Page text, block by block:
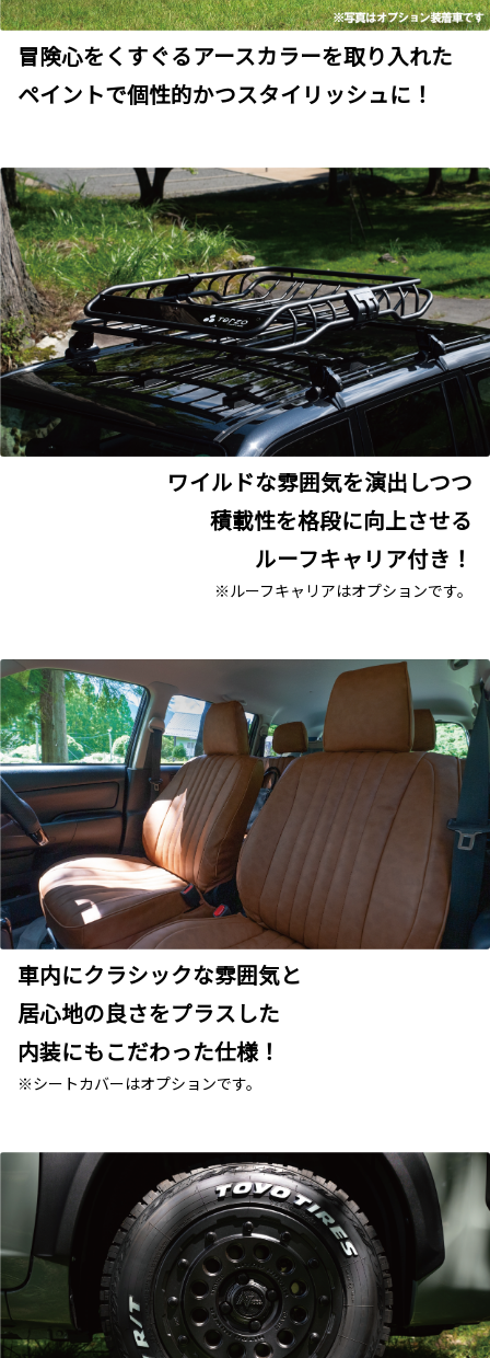
冒険心をくすぐるアースカラーを取り入れた
ペイントで個性的かつスタイリッシュに！
ワイルドな雰囲気を演出しつつ
積載性を格段に向上させる
ルーフキャリア付き！
※ルーフキャリアはオプションです。
車内にクラシックな雰囲気と
居心地の良さをプラスした
内装にもこだわった仕様！
※シートカバーはオプションです。